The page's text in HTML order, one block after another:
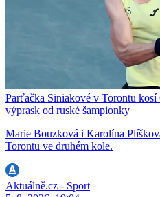
Parťačka Siniakové v Torontu kosí
výprask od ruské šampionky
Marie Bouzková i Karolína
Torontu ve druhém kole.
Aktuálně.cz - Sport